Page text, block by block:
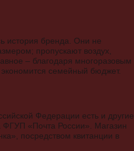
история бренда. Они не
пропускают воздух,
– благодаря многоразовым
семейный бюджет.
Федерации есть и другие
ФГУП «Почта России». Магазин
посредством квитанции в